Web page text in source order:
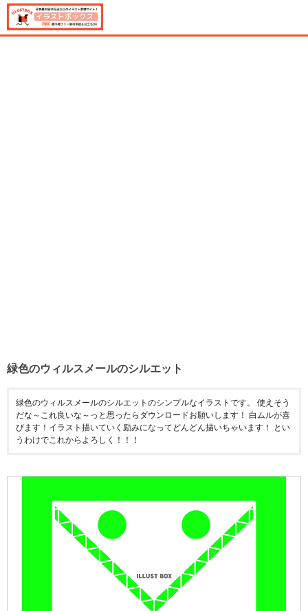
緑色のウィルスメールのシルエット
緑色のウィルスメールのシルエットのシンプルなイラストです。 使えそう
だな～これ良いな～っと思ったらダウンロードお願いします！ 白ムルが喜
びます！イラスト描いていく励みになってどんどん描いちゃいます！ とい
うわけでこれからよろしく！！！